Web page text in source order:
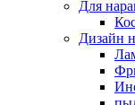
Для
Дизайн